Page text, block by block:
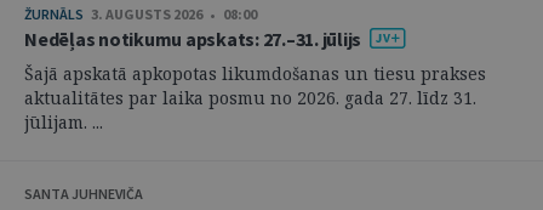
ŽURNĀLS 3. AUGUSTS 2026 • 08:00
Nedēļas notikumu apskats: 27.–31. jūlijs
Šajā apskatā apkopotas likumdošanas un tiesu prakses
aktualitātes par laika posmu no 2026. gada 27. līdz 31.
jūlijam. ...
SANTA JUHNEVIČA